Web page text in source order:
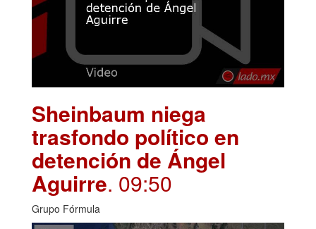
Sheinbaum niega
trasfondo político en
detención de Ángel
Aguirre. 09:50
Grupo Fórmula